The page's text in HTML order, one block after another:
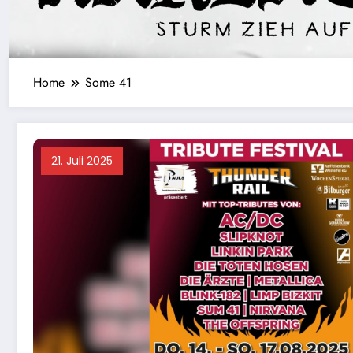
Home Some 41
21. Juli 2025